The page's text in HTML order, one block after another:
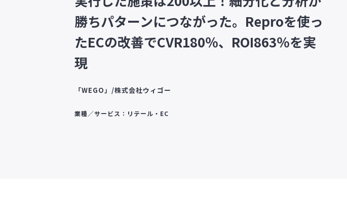
勝ちパターンにつながった。Reproを使っ
たECの改善でCVR180％、ROI863％を実
現
「WEGO」/株式会社ウィゴー
業種／サービス：リテール・EC